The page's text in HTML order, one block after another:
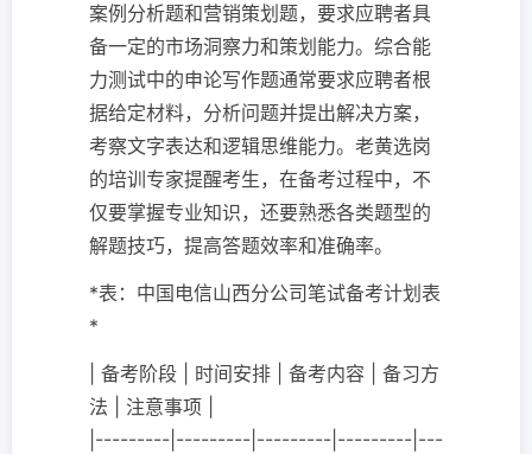
案例分析题和营销策划题，要求应聘者具
备一定的市场洞察力和策划能力。综合能
力测试中的申论写作题通常要求应聘者根
据给定材料，分析问题并提出解决方案，
考察文字表达和逻辑思维能力。老黄选岗
的培训专家提醒考生，在备考过程中，不
仅要掌握专业知识，还要熟悉各类题型的
解题技巧，提高答题效率和准确率。
*表：中国电信山西分公司笔试备考计划表
*
| 备考阶段 | 时间安排 | 备考内容 | 备习方
法 | 注意事项 |
|---------|---------|---------|---------|---